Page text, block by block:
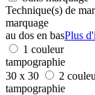
Technique(s) de
marquage
au dos en basPlus
1 couleur
tampographie
30 x 30
2
tampographie